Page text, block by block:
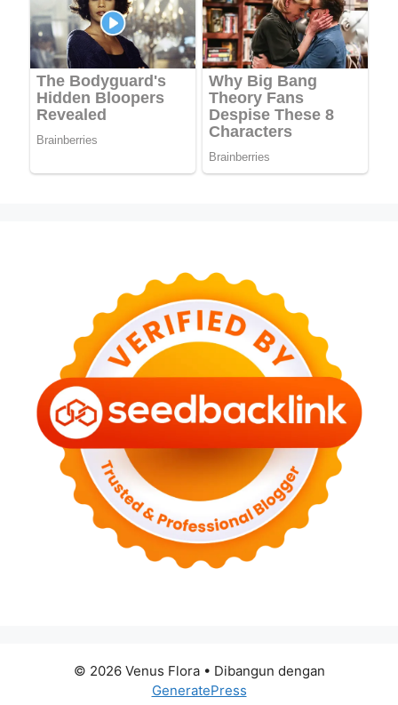
© 2026 Venus Flora• Dibangun dengan
GeneratePress